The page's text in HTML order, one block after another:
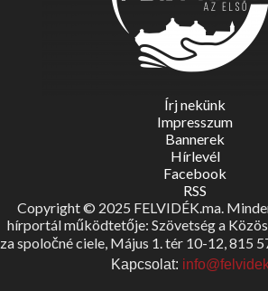
Írj nekünk
Impresszum
Bannerek
Hírlevél
Facebook
RSS
Copyright © 2025 FELVIDÉK.ma.
hírportál működtetője: Szövetség a
za spoločné ciele, Május 1. tér 10-12, 815
Kapcsolat: